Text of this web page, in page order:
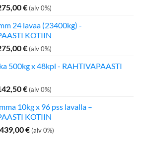
€.
€Nykyinen
on:
275,00 €.
(alv 0%)
24 lavaa (23400kg) -
KOTIIN
€Nykyinen
on:
(alv 0%)
500kg x 48kpl - RAHTIVAPAASTI
€.
€Nykyinen
on:
142,50 €.
(alv 0%)
10kg x 96 pss lavalla –
KOTIIN
439,00€ (alv 0%)